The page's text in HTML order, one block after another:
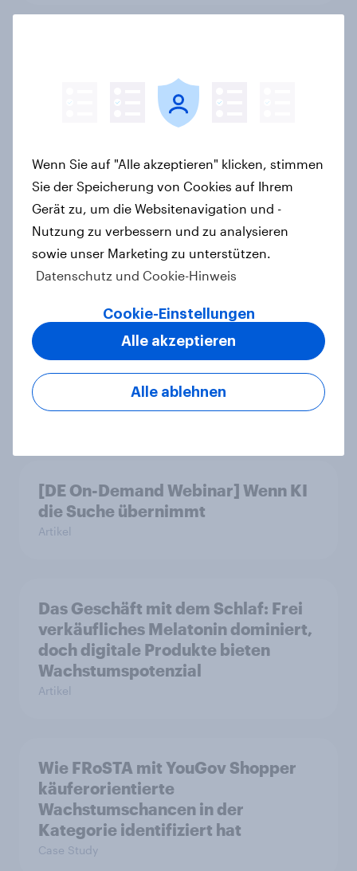
Weniger Käufer, aber höhere
Ausgaben und intensivere Nutzung
Wie fühlt sich Eis an? Warum gute
Gefühle über den Markenerfolg
entscheiden
Artikel
Was Ben & Jerry's von Magnum
unterscheidet: Unterbewusste
Markenassoziationen und wie sie
Kaufentscheidungen beeinflussen
Artikel
[DE On-Demand Webinar] Wenn KI
die Suche übernimmt
Artikel
Das Geschäft mit dem Schlaf: Frei
verkäufliches Melatonin dominiert,
doch digitale Produkte bieten
Wachstumspotenzial
Artikel
Wie FRoSTA mit YouGov Shopper
käuferorientierte
Wachstumschancen in der
Kategorie identifiziert hat
Case Study
Wenn Sie auf "Alle akzeptieren" klicken, stimmen
Sie der Speicherung von Cookies auf Ihrem
Gerät zu, um die Websitenavigation und -
Nutzung zu verbessern und zu analysieren
sowie unser Marketing zu unterstützen.
Datenschutz und Cookie-Hinweis
Cookie-Einstellungen
Alle ablehnen
Alle akzeptieren